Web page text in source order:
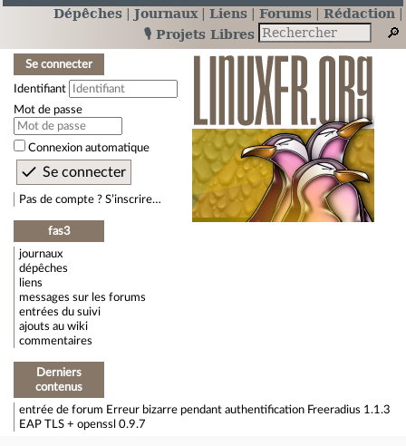
Dépêches Journaux Liens Forums
Rédaction
🎙️ Projets Libres
Se connecter
Identifiant
Mot de passe
Connexion automatique
Pas de compte ? S’inscrire…
fas3
journaux
dépêches
liens
messages sur les forums
entrées du suivi
ajouts au wiki
commentaires
Derniers
contenus
entrée de forum Erreur bizarre pendant authentification Freeradius 1.1.3
EAP TLS + openssl 0.9.7